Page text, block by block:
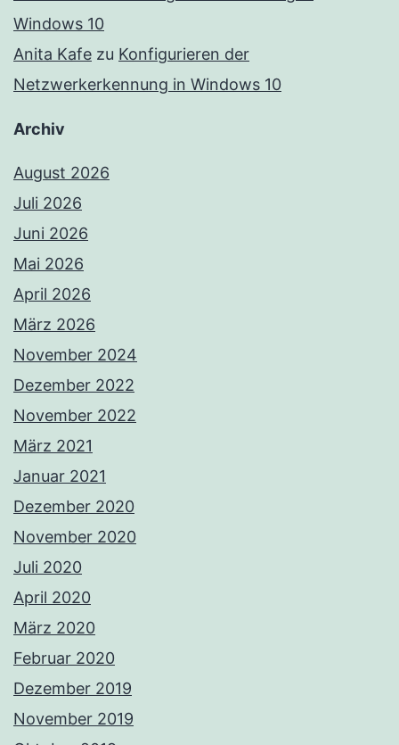
Windows 10
Anita Kafe zu Konfigurieren der
Netzwerkerkennung in Windows 10
Archiv
August 2026
Juli 2026
Juni 2026
Mai 2026
April 2026
März 2026
November 2024
Dezember 2022
November 2022
März 2021
Januar 2021
Dezember 2020
November 2020
Juli 2020
April 2020
März 2020
Februar 2020
Dezember 2019
November 2019